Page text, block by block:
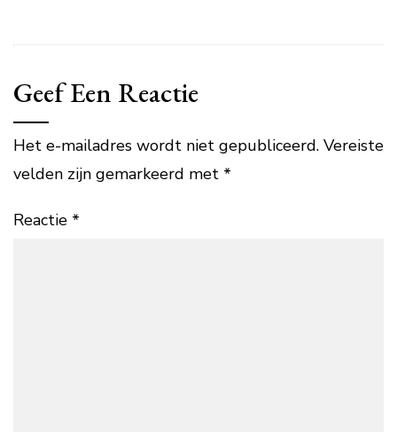
Geef Een Reactie
Het e-mailadres wordt niet gepubliceerd. Vereiste
velden zijn gemarkeerd met *
Reactie *